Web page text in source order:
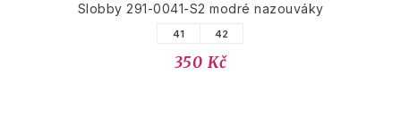
Slobby 291-0041-S2 modré nazouváky
41 42
350 Kč